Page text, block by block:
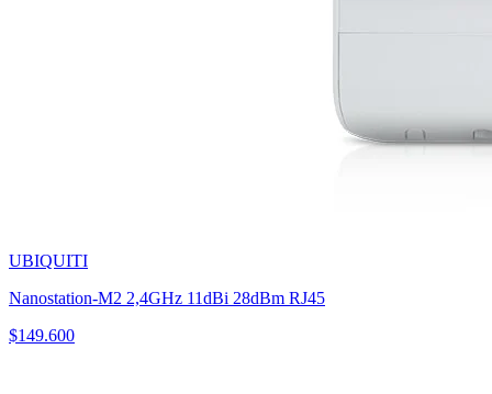
UBIQUITI
Nanostation-M2 2,4GHz 11dBi 28dBm RJ45
$149.600